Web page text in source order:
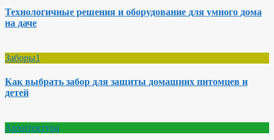
Технологичные решения и оборудование для умного дома
на даче
Заборы1
Как выбрать забор для защиты домашних питомцев и
детей
Архитектура